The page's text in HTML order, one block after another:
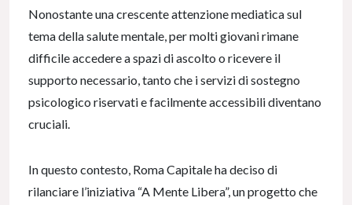
Nonostante una crescente attenzione mediatica sul
tema della salute mentale, per molti giovani rimane
difficile accedere a spazi di ascolto o ricevere il
supporto necessario, tanto che i servizi di sostegno
psicologico riservati e facilmente accessibili diventano
cruciali.
In questo contesto, Roma Capitale ha deciso di
rilanciare l’iniziativa “A Mente Libera”, un progetto che